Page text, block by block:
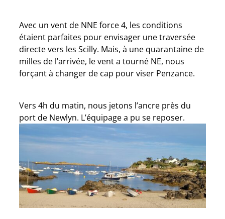
Avec un vent de NNE force 4, les conditions
étaient parfaites pour envisager une traversée
directe vers les Scilly. Mais, à une quarantaine de
milles de l’arrivée, le vent a tourné NE, nous
forçant à changer de cap pour viser Penzance.
Vers 4h du matin, nous jetons l’ancre près du
port de Newlyn. L’équipage a pu se reposer.